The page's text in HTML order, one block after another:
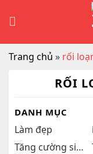
Trang chủ » rối
RỐI
DANH MỤC
Làm đẹp
Tăng cường sinh lý